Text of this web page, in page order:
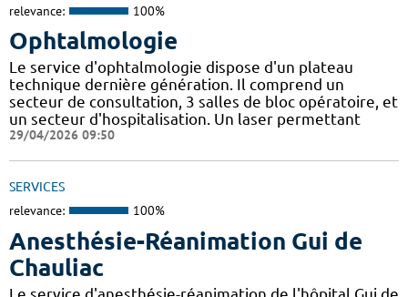
relevance: 100%
Ophtalmologie
Le service d'ophtalmologie dispose d'un plateau
technique dernière génération. Il comprend un
secteur de consultation, 3 salles de bloc opératoire, et
un secteur d'hospitalisation. Un laser permettant
29/04/2026 09:50
SERVICES
relevance: 100%
Anesthésie-Réanimation Gui de
Chauliac